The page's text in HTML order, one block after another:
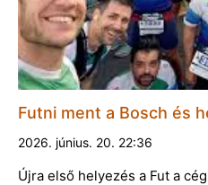
Futni ment a Bosch és
2026. június. 20. 22:36
Újra első helyezés a Fut a